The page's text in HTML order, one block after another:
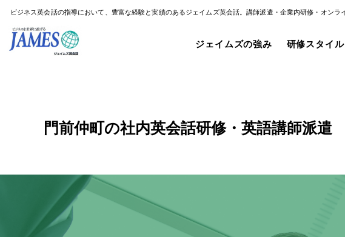
ビジネス英会話の指導において、豊富な経験と実績のあるジェイムズ英会話。講師派遣・企業内研修・オン
ジェイムズの強み 研修スタイル
門前仲町の社内英会話研修・英語講師派遣